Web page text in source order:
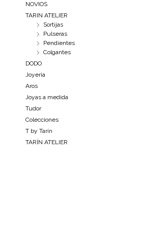
NOVIOS
TARIN ATELIER
Sortijas
Pulseras
Pendientes
Colgantes
DODO
Joyeria
Aros
Joyas a medida
Tudor
Colecciones
T by Tarín
TARÍN ATELIER